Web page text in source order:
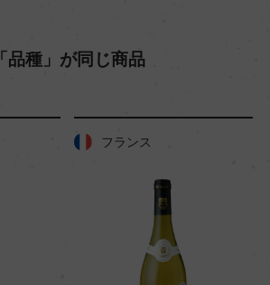
「品種」が同じ商品
フランス